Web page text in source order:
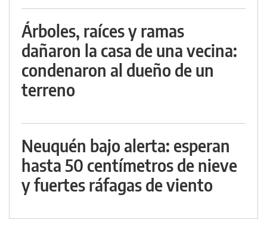
Árboles, raíces y ramas
dañaron la casa de una vecina:
condenaron al dueño de un
terreno
Neuquén bajo alerta: esperan
hasta 50 centímetros de nieve
y fuertes ráfagas de viento